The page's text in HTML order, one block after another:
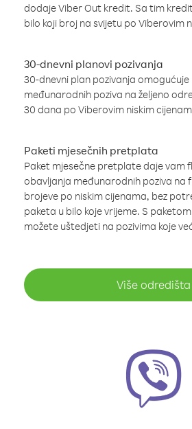
dodaje Viber Out kredit. Sa tim
bilo koji broj na svijetu po Viberovim
30-dnevni planovi pozivanja
30-dnevni plan pozivanja
međunarodnih poziva na željeno
30 dana po Viberovim niskim
Paketi mjesečnih pretplata
Paket mjesečne pretplate daje vam
obavljanja međunarodnih poziva na
brojeve po niskim cijenama, bez
paketa u bilo koje vrijeme. S
možete uštedjeti na pozivima koje
Više odredišta